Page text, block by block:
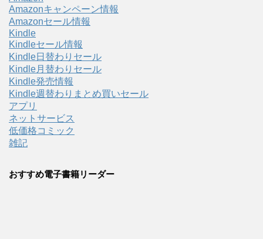
Amazonキャンペーン情報
Amazonセール情報
Kindle
Kindleセール情報
Kindle日替わりセール
Kindle月替わりセール
Kindle発売情報
Kindle週替わりまとめ買いセール
アプリ
ネットサービス
低価格コミック
雑記
おすすめ電子書籍リーダー